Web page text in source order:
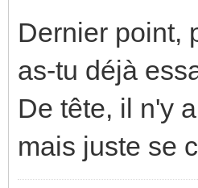
Dernier point,
as-tu déjà
De tête, il n'y
mais juste se